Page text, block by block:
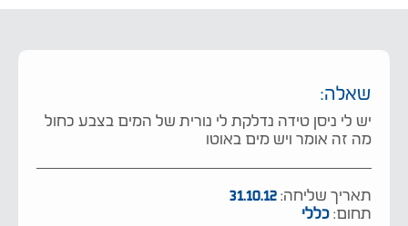
שאלה:
יש לי ניסן טידה נדלקת לי נורית של המים בצבע כחול
מה זה אומר ויש מים באוטו
תאריך שליחה:31.10.12
תחום:כללי